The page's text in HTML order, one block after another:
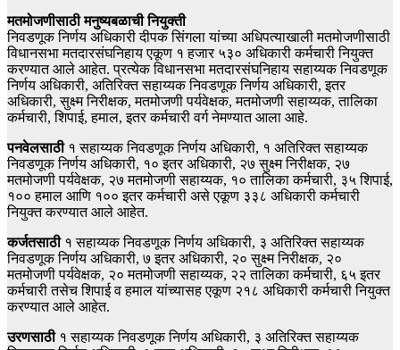
मतमोजणीसाठी मनुष्यबळाची नियुक्ती
निवडणूक निर्णय अधिकारी दीपक सिंगला यांच्या अधिपत्याखाली मतमोजणीसाठी
विधानसभा मतदारसंघनिहाय एकूण १ हजार ५३० अधिकारी कर्मचारी नियुक्त
करण्यात आले आहेत. प्रत्येक विधानसभा मतदारसंघनिहाय सहाय्यक निवडणूक
निर्णय अधिकारी, अतिरिक्त सहाय्यक निवडणूक निर्णय अधिकारी, इतर
अधिकारी, सुक्ष्म निरीक्षक, मतमोजणी पर्यवेक्षक, मतमोजणी सहाय्यक, तालिका
कर्मचारी, शिपाई, हमाल, इतर कर्मचारी वर्ग नेमण्यात आला आहे.
पनवेलसाठी१ सहाय्यक निवडणूक निर्णय अधिकारी, १ अतिरिक्त सहाय्यक
निवडणूक निर्णय अधिकारी, १० इतर अधिकारी, २७ सुक्ष्म निरीक्षक, २७
मतमोजणी पर्यवेक्षक, २७ मतमोजणी सहाय्यक, १० तालिका कर्मचारी, ३५ शिपाई,
१०० हमाल आणि १०० इतर कर्मचारी असे एकूण ३३८ अधिकारी कर्मचारी
नियुक्त करण्यात आले आहेत.
कर्जतसाठी१ सहाय्यक निवडणूक निर्णय अधिकारी, ३ अतिरिक्त सहाय्यक
निवडणूक निर्णय अधिकारी, ७ इतर अधिकारी, २० सुक्ष्म निरीक्षक, २०
मतमोजणी पर्यवेक्षक, २० मतमोजणी सहाय्यक, २२ तालिका कर्मचारी, ६५ इतर
कर्मचारी तसेच शिपाई व हमाल यांच्यासह एकूण २१८ अधिकारी कर्मचारी नियुक्त
करण्यात आले आहेत.
उरणसाठी१ सहाय्यक निवडणूक निर्णय अधिकारी, ३ अतिरिक्त सहाय्यक